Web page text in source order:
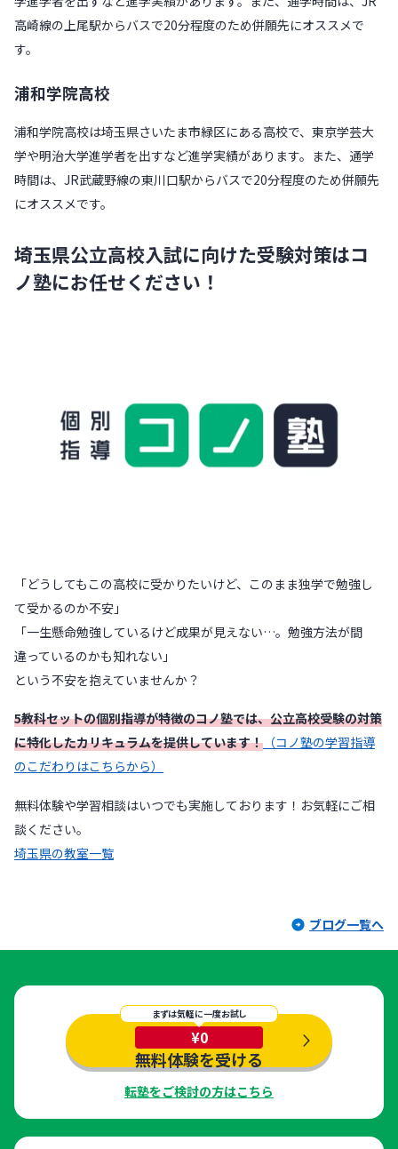
高崎線の上尾駅からバスで20分程度のため併願先にオススメで
す。
浦和学院高校
浦和学院高校は埼玉県さいたま市緑区にある高校で、東京学芸大
学や明治大学進学者を出すなど進学実績があります。また、通学
時間は、JR武蔵野線の東川口駅からバスで20分程度のため併願先
にオススメです。
埼玉県公立高校入試に向けた受験対策はコ
ノ塾にお任せください！
「どうしてもこの高校に受かりたいけど、このまま独学で勉強し
て受かるのか不安」
「一生懸命勉強しているけど成果が見えない…。勉強方法が間
違っているのかも知れない」
という不安を抱えていませんか？
5教科セットの個別指導が特徴のコノ塾では、公立高校受験の対策
に特化したカリキュラムを提供しています！ （コノ塾の学習指導
のこだわりはこちらから）
無料体験や学習相談はいつでも実施しております！お気軽にご相
談ください。
埼玉県の教室一覧
ブログ一覧へ
まずは気軽に一度お試し
¥0
無料体験を受ける
転塾をご検討の方はこちら